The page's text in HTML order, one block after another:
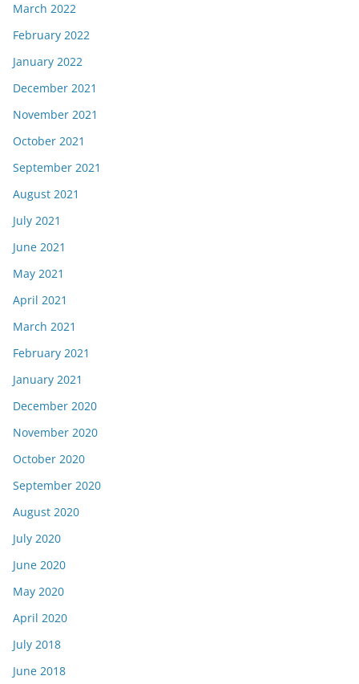
March 2022
February 2022
January 2022
December 2021
November 2021
October 2021
September 2021
August 2021
July 2021
June 2021
May 2021
April 2021
March 2021
February 2021
January 2021
December 2020
November 2020
October 2020
September 2020
August 2020
July 2020
June 2020
May 2020
April 2020
July 2018
June 2018